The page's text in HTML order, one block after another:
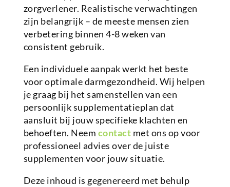
zorgverlener. Realistische verwachtingen
zijn belangrijk – de meeste mensen zien
verbetering binnen 4-8 weken van
consistent gebruik.
Een individuele aanpak werkt het beste
voor optimale darmgezondheid. Wij helpen
je graag bij het samenstellen van een
persoonlijk supplementatieplan dat
aansluit bij jouw specifieke klachten en
behoeften. Neem contact met ons op voor
professioneel advies over de juiste
supplementen voor jouw situatie.
Deze inhoud is gegenereerd met behulp